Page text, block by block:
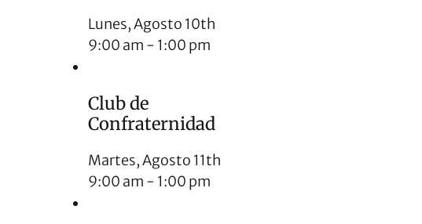
Lunes, Agosto 10th
9:00 am - 1:00 pm
Club de
Confraternidad
Martes, Agosto 11th
9:00 am - 1:00 pm